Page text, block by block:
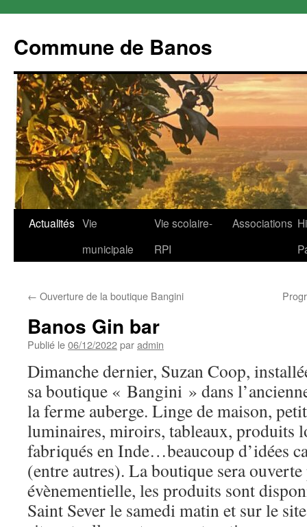
Commune de Banos
Aller
Actualités Vie
municipale
Vie scolaire-
RPI
Associations
← Ouverture de la boutique Bangini
Banos Gin bar
Publié le06/12/2022paradmin
Dimanche dernier, Suzan Coop,
sa boutique « Bangini » dans
la ferme auberge. Linge de maison,
luminaires, miroirs, tableaux, produits
fabriqués en Inde…beaucoup d’idées
(entre autres). La boutique sera
évènementielle, les produits sont
Saint Sever le samedi matin et sur le